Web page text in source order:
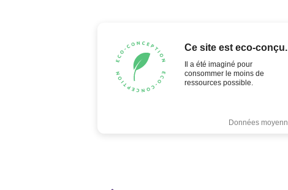
Ce site est eco-conçu.
Il a été imaginé pour
consommer le moins de
ressources possible.
Données